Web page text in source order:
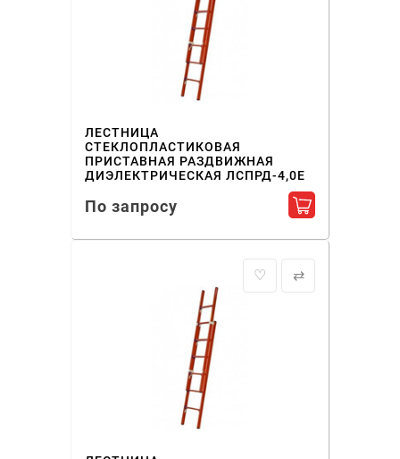
ЛЕСТНИЦА
СТЕКЛОПЛАСТИКОВАЯ
ПРИСТАВНАЯ РАЗДВИЖНАЯ
ДИЭЛЕКТРИЧЕСКАЯ ЛСПРД-4,0Е
По запросу Добавить в
♡ ⇄